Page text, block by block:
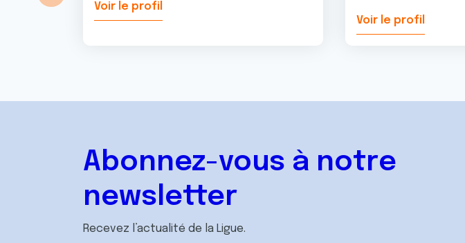
Voir le profil
Voir le profil
Abonnez-vous à notre
newsletter
Recevez l’actualité de la Ligue.